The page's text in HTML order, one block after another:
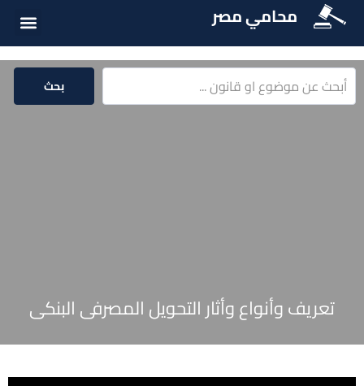
محامي مصر
بحث
تعريف وأنواع وأثار التحويل المصرفى البنكى